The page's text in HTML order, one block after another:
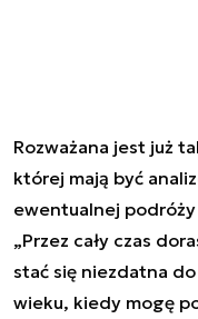
Rozważana jest już
której mają być
ewentualnej
„Przez cały czas
stać się niezdatna
wieku, kiedy mogę